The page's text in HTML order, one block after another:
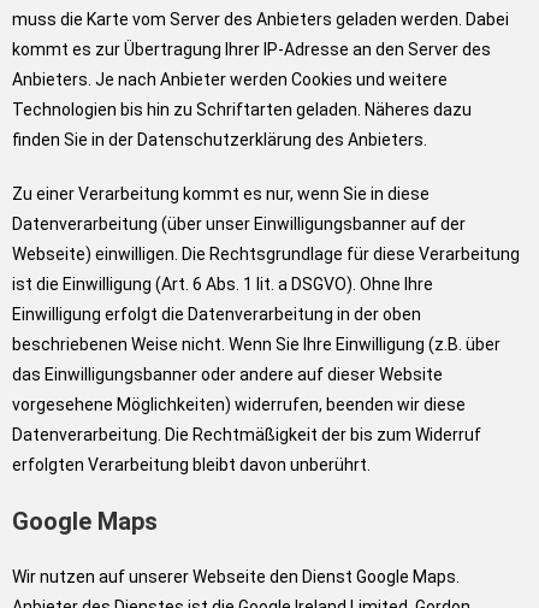
muss die Karte vom Server des Anbieters geladen werden. Dabei
kommt es zur Übertragung Ihrer IP-Adresse an den Server des
Anbieters. Je nach Anbieter werden Cookies und weitere
Technologien bis hin zu Schriftarten geladen. Näheres dazu
finden Sie in der Datenschutzerklärung des Anbieters.
Zu einer Verarbeitung kommt es nur, wenn Sie in diese
Datenverarbeitung (über unser Einwilligungsbanner auf der
Webseite) einwilligen. Die Rechtsgrundlage für diese Verarbeitung
ist die Einwilligung (Art. 6 Abs. 1 lit. a DSGVO). Ohne Ihre
Einwilligung erfolgt die Datenverarbeitung in der oben
beschriebenen Weise nicht. Wenn Sie Ihre Einwilligung (z.B. über
das Einwilligungsbanner oder andere auf dieser Website
vorgesehene Möglichkeiten) widerrufen, beenden wir diese
Datenverarbeitung. Die Rechtmäßigkeit der bis zum Widerruf
erfolgten Verarbeitung bleibt davon unberührt.
Google Maps
Wir nutzen auf unserer Webseite den Dienst Google Maps.